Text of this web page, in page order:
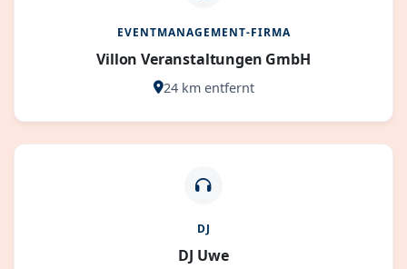
EVENTMANAGEMENT-FIRMA
Villon Veranstaltungen GmbH
24 km entfernt
DJ
DJ Uwe